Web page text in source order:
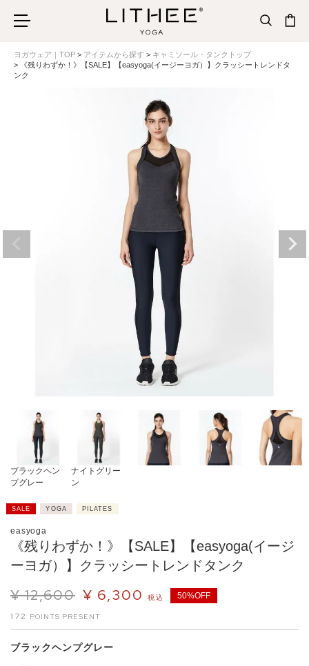
ヨガウェア｜TOP アイテムから探す
キャミソール・タンクトップ
《残りわずか！》【SALE】【easyoga(イージーヨガ）】クラッシートレンドタ
ンク
ブラックヘン
プグレー
ナイトグリー
ン
SALE YOGA PILATES
easyoga
《残りわずか！》【SALE】【easyoga(イージ
ーヨガ）】クラッシートレンドタンク
¥ 12,600 ¥ 6,300 税込 50%OFF
172
ブラックヘンプグレー